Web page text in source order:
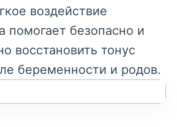
воздействие
помогает безопасно и
восстановить тонус
беременности и родов.